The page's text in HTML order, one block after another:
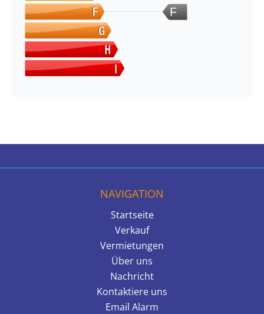
F
NAVIGATION
Startseite
Verkauf
Vermietungen
Über uns
Nachricht
Kontaktiere uns
Email Alarm